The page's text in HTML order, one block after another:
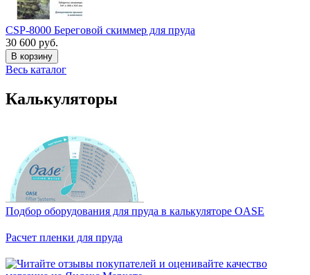
CSP-8000 Береговой скиммер для пруда
30 600 руб.
В корзину
Весь каталог
Калькуляторы
Подбор оборудования для пруда в калькуляторе OASE
Расчет пленки для пруда